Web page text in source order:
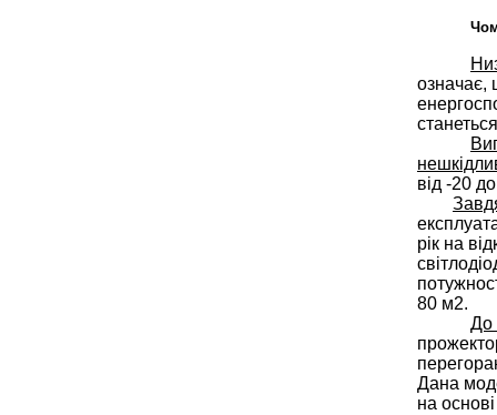
означає,
від -20
рік на
80 м2.
До
Дана
на